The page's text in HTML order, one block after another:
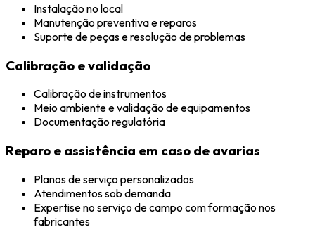
Instalação no local
Manutenção preventiva e reparos
Suporte de peças e resolução de problemas
Calibração e validação
Calibração de instrumentos
Meio ambiente e validação de equipamentos
Documentação regulatória
Reparo e assistência em caso de avarias
Planos de serviço personalizados
Atendimentos sob demanda
Expertise no serviço de campo com formação nos
fabricantes